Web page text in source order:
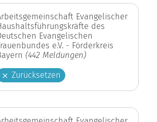
Evangelischer
des
Evangelischen
e.V. - Förderkreis
(442 Meldungen)
Zurücksetzen